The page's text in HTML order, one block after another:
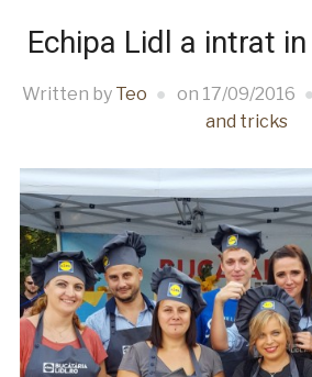
Echipa Lidl a intrat
Written by Teo on 17/09/2016
and tricks